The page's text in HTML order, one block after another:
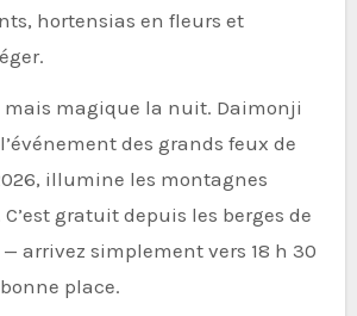
hortensias en fleurs et
mais magique la nuit. Daimonji
des grands feux de
illumine les montagnes
gratuit depuis les berges de
arrivez simplement vers 18 h 30
place.